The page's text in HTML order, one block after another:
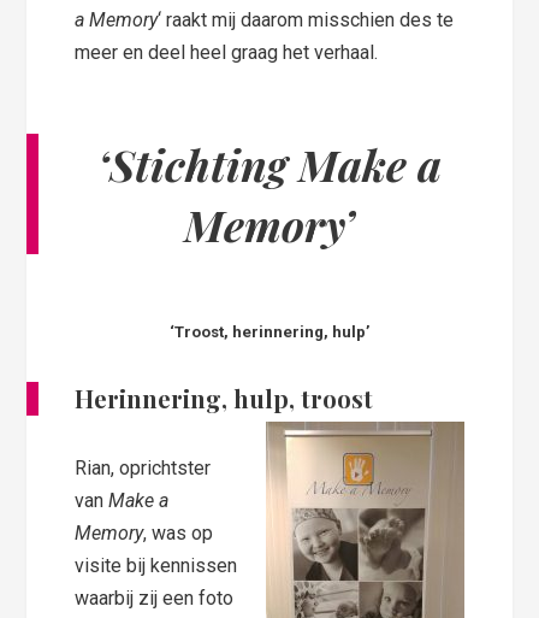
a Memory‘ raakt mij daarom misschien des te
meer en deel heel graag het verhaal.
‘Stichting Make a
Memory’
‘Troost, herinnering, hulp’
Herinnering, hulp, troost
Rian, oprichtster
vanMake a
Memory, was op
visite bij kennissen
waarbij zij een foto